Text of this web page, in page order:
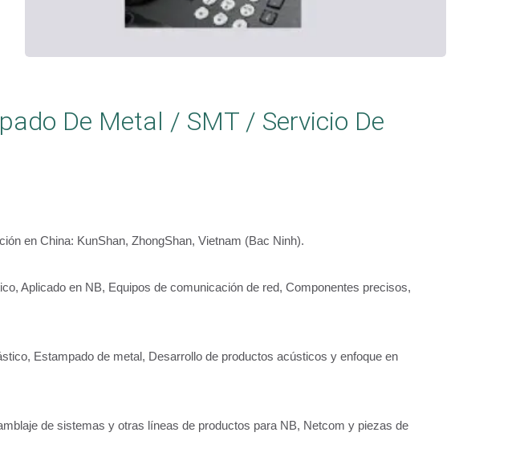
De Metal / SMT / Servicio De
en China: KunShan, ZhongShan, Vietnam (Bac Ninh).
Aplicado en NB, Equipos de comunicación de red, Componentes precisos,
Estampado de metal, Desarrollo de productos acústicos y enfoque en
de sistemas y otras líneas de productos para NB, Netcom y piezas de